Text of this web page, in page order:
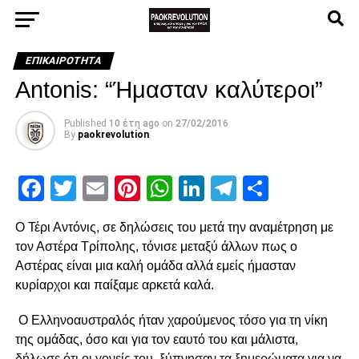
ΕΠΙΚΑΙΡΌΤΗΤΑ
Antonis: “Ήμασταν καλύτεροι”
Published 10 έτη ago on 27/02/2016
By paokrevolution
Facebook
Twitter
EmailPinterest
WhatsApp
LinkedIn
Telegram
Ο Τέρι Αντόνις, σε δηλώσεις του μετά την αναμέτρηση με
τον Αστέρα Τρίπολης, τόνισε μεταξύ άλλων πως ο
Αστέρας είναι μια καλή ομάδα αλλά εμείς ήμασταν
κυρίαρχοι και παίξαμε αρκετά καλά.
Ο Ελληνοαυστραλός ήταν χαρούμενος τόσο για τη νίκη
της ομάδας, όσο και για τον εαυτό του και μάλιστα,